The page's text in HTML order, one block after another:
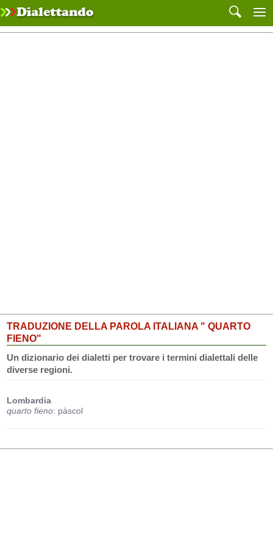
TRADUZIONE DELLA PAROLA ITALIANA " QUARTO
FIENO"
Un dizionario dei dialetti per trovare i termini dialettali delle
diverse regioni.
Lombardia
quarto fieno: pàscol